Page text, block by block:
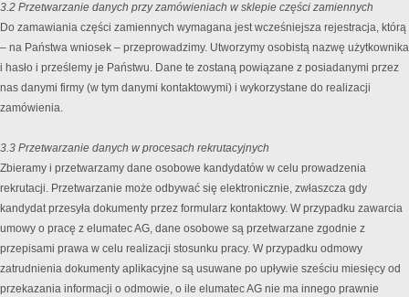
3.2 Przetwarzanie danych przy zamówieniach w sklepie części zamiennych
Do zamawiania części zamiennych wymagana jest wcześniejsza rejestracja, którą
– na Państwa wniosek – przeprowadzimy. Utworzymy osobistą nazwę użytkownika
i hasło i prześlemy je Państwu. Dane te zostaną powiązane z posiadanymi przez
nas danymi firmy (w tym danymi kontaktowymi) i wykorzystane do realizacji
zamówienia.
3.3 Przetwarzanie danych w procesach rekrutacyjnych
Zbieramy i przetwarzamy dane osobowe kandydatów w celu prowadzenia
rekrutacji. Przetwarzanie może odbywać się elektronicznie, zwłaszcza gdy
kandydat przesyła dokumenty przez formularz kontaktowy. W przypadku zawarcia
umowy o pracę z elumatec AG, dane osobowe są przetwarzane zgodnie z
przepisami prawa w celu realizacji stosunku pracy. W przypadku odmowy
zatrudnienia dokumenty aplikacyjne są usuwane po upływie sześciu miesięcy od
przekazania informacji o odmowie, o ile elumatec AG nie ma innego prawnie